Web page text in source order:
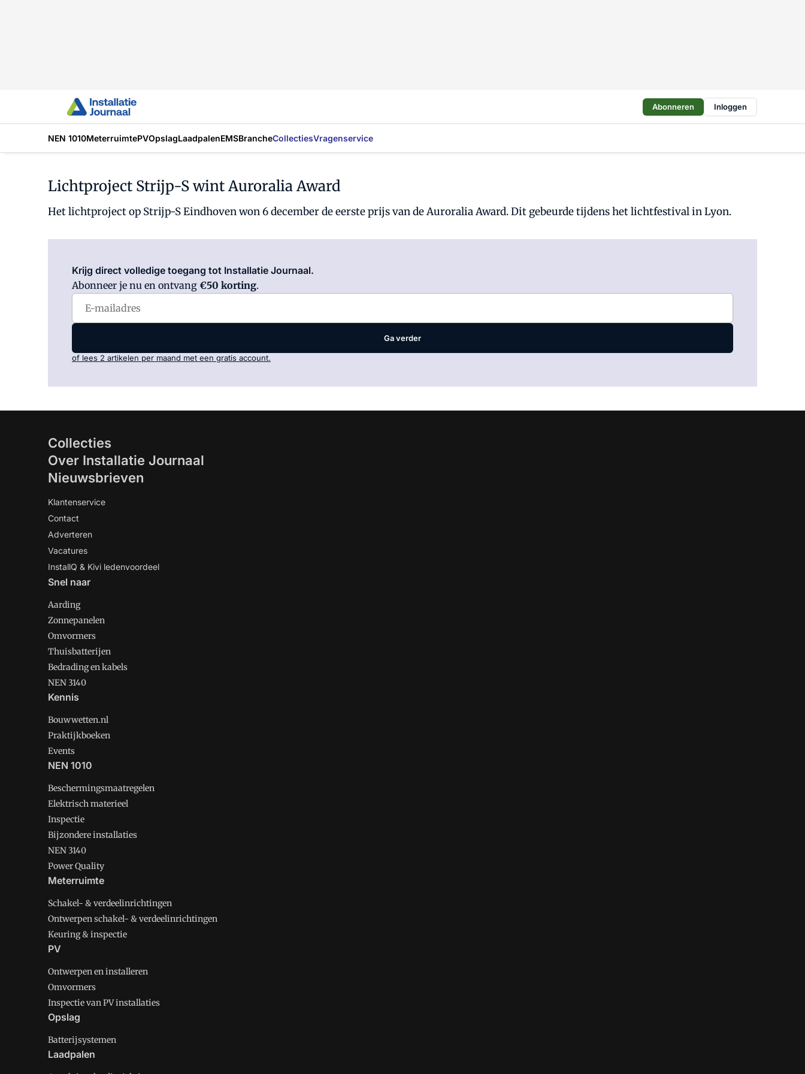
Abonneren Inloggen
NEN 1010MeterruimtePVOpslagLaadpalenEMSBrancheCollectiesVragenservice
Lichtproject Strijp-S wint Auroralia Award
Het lichtproject op Strijp-S Eindhoven won 6 december de eerste prijs van de Auroralia Award. Dit gebeurde tijdens het lichtfestival in Lyon.
Krijg direct volledige toegang tot Installatie Journaal.
Abonneer je nu en ontvang €50 korting.
Ga verder
of lees 2 artikelen per maand met een gratis account.
Collecties
Over Installatie Journaal
Nieuwsbrieven
Klantenservice
Contact
Adverteren
Vacatures
InstallQ & Kivi ledenvoordeel
Snel naar
Aarding
Zonnepanelen
Omvormers
Thuisbatterijen
Bedrading en kabels
NEN 3140
Kennis
Bouwwetten.nl
Praktijkboeken
Events
NEN 1010
Beschermingsmaatregelen
Elektrisch materieel
Inspectie
Bijzondere installaties
NEN 3140
Power Quality
Meterruimte
Schakel- & verdeelinrichtingen
Ontwerpen schakel- & verdeelinrichtingen
Keuring & inspectie
PV
Ontwerpen en installeren
Omvormers
Inspectie van PV installaties
Opslag
Batterijsystemen
Laadpalen